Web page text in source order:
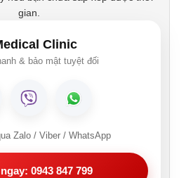
gian.
Clinic
& bảo mật tuyệt đối
Zalo / Viber / WhatsApp
0943 847 799